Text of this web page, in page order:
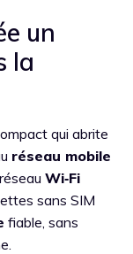
un
la
qui abrite
réseau mobile
Wi‑Fi
sans SIM
fiable, sans